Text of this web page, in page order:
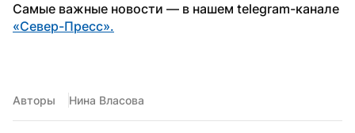
«Север-Пресс».
Авторы Нина Власова